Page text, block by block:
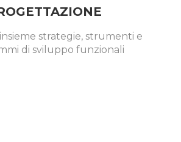
strategie, strumenti e
di sviluppo funzionali